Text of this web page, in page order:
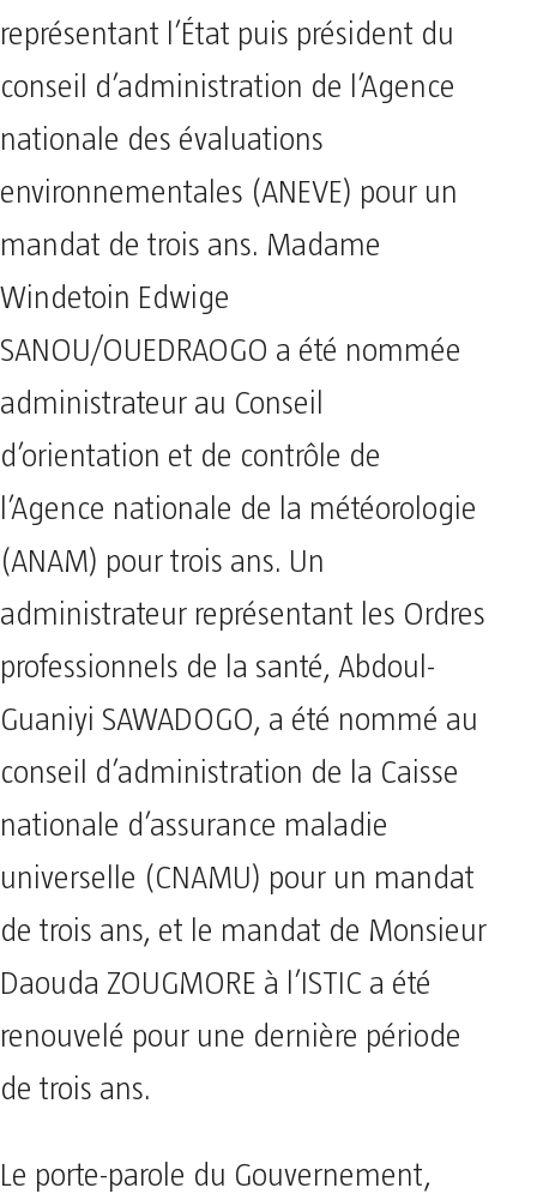
représentant l’État puis président du
conseil d’administration de l’Agence
nationale des évaluations
environnementales (ANEVE) pour un
mandat de trois ans. Madame
Windetoin Edwige
SANOU/OUEDRAOGO a été nommée
administrateur au Conseil
d’orientation et de contrôle de
l’Agence nationale de la météorologie
(ANAM) pour trois ans. Un
administrateur représentant les Ordres
professionnels de la santé, Abdoul-
Guaniyi SAWADOGO, a été nommé au
conseil d’administration de la Caisse
nationale d’assurance maladie
universelle (CNAMU) pour un mandat
de trois ans, et le mandat de Monsieur
Daouda ZOUGMORE à l’ISTIC a été
renouvelé pour une dernière période
de trois ans.
Le porte-parole du Gouvernement,